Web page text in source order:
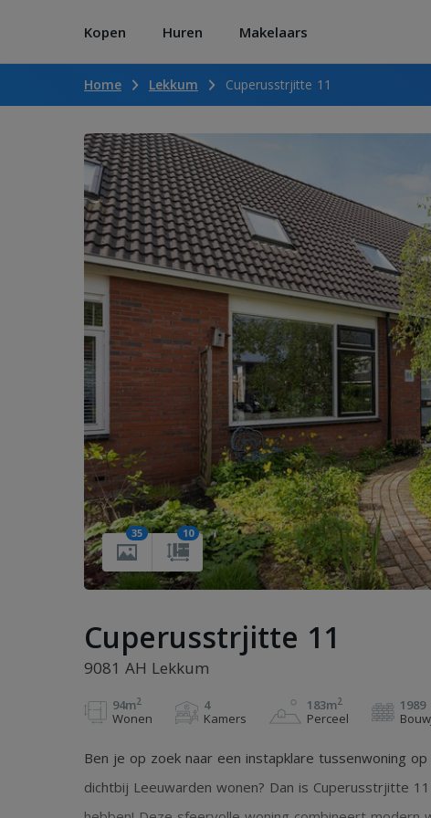
Kopen Huren Makelaars
Home Lekkum Cuperusstrjitte 11
35 10
Cuperusstrjitte 11
9081 AH Lekkum
94m2
Wonen
4
Kamers
183m2
Perceel
1989
Ben je op zoek naar een instapklare tussenwoning
dichtbij Leeuwarden wonen? Dan is Cuperusstrjitte